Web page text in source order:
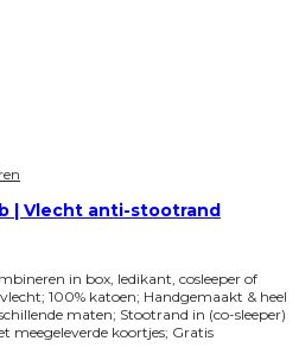
| Vlecht anti-stootrand
in box, ledikant, cosleeper of
100% katoen; Handgemaakt & heel
maten; Stootrand in (co-sleeper)
meegeleverde koortjes; Gratis